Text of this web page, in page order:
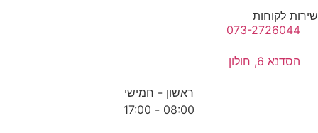
לקוחות
073-2726044
הסדנא 6, חולון
ראשון - חמישי
08:00 - 17:00